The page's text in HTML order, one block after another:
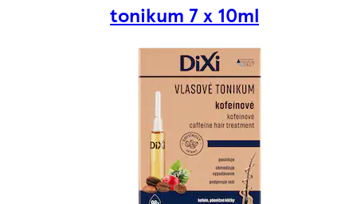
tonikum 7 x 10ml